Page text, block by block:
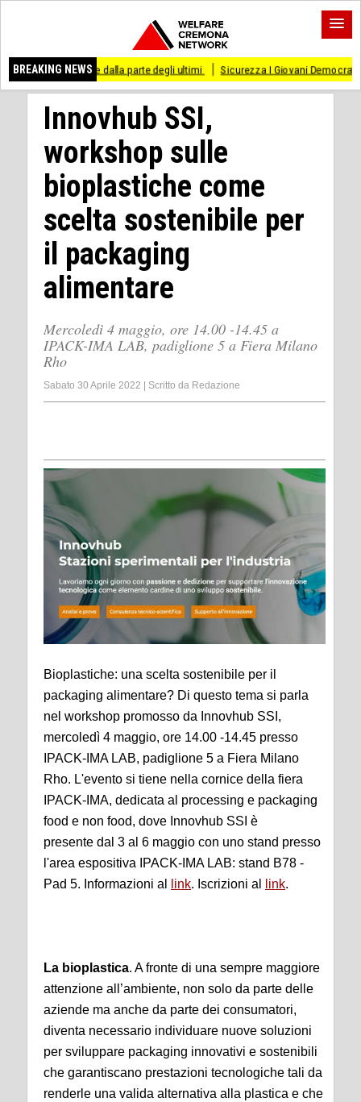
BREAKING NEWS
dalla parte degli ultimi Sicurezza I Giovani Democratici ribattono ai
Innovhub SSI,
workshop sulle
bioplastiche come
scelta sostenibile per
il packaging
alimentare
Mercoledì 4 maggio, ore 14.00 -14.45 a
IPACK-IMA LAB, padiglione 5 a Fiera Milano
Rho
Sabato 30 Aprile 2022 Scritto da Redazione
Bioplastiche: una scelta sostenibile per il
packaging alimentare? Di questo tema si parla
nel workshop promosso da Innovhub SSI,
mercoledì 4 maggio, ore 14.00 -14.45 presso
IPACK-IMA LAB, padiglione 5 a Fiera Milano
Rho. L'evento si tiene nella cornice della fiera
IPACK-IMA, dedicata al processing e packaging
food e non food, dove Innovhub SSI è
presente dal 3 al 6 maggio con uno stand presso
l'area espositiva IPACK-IMA LAB: stand B78 -
Pad 5. Informazioni al
link. Iscrizioni al link.
La bioplastica. A fronte di una sempre maggiore
attenzione all’ambiente, non solo da parte delle
aziende ma anche da parte dei consumatori,
diventa necessario individuare nuove soluzioni
per sviluppare packaging innovativi e sostenibili
che garantiscano prestazioni tecnologiche tali da
renderle una valida alternativa alla plastica e che